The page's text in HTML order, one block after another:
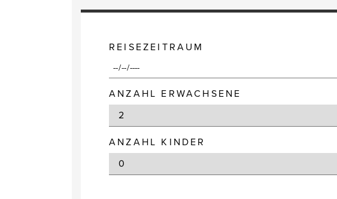
REISEZEITRAUM
ANZAHL ERWACHSENE
ANZAHL KINDER